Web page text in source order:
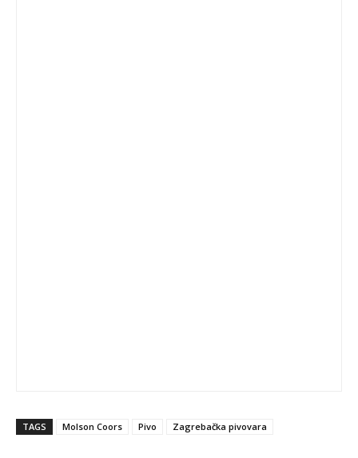
TAGS Molson Coors Pivo Zagrebačka pivovara